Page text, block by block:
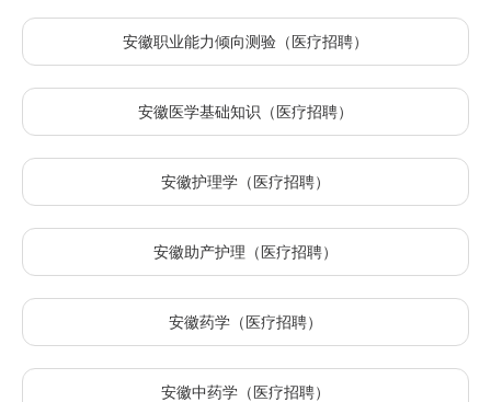
安徽职业能力倾向测验（医疗招聘）
安徽医学基础知识（医疗招聘）
安徽护理学（医疗招聘）
安徽助产护理（医疗招聘）
安徽药学（医疗招聘）
安徽中药学（医疗招聘）